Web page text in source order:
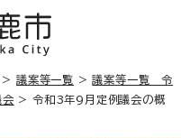
>議案等一覧 >議案等一覧 令
> 令和3年9月定例議会の概